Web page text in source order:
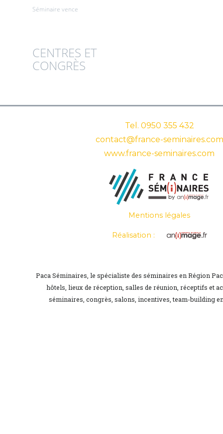
Séminaire vence
CENTRES ET
CONGRÈS
Tel. 0950 355 432
contact@france-seminaires.com
www.france-seminaires.com
Mentions légales
Réalisation :
Paca Séminaires, le spécialiste des séminaires en Région
hôtels, lieux de réception, salles de réunion, réceptifs et
séminaires, congrès, salons, incentives, team-building